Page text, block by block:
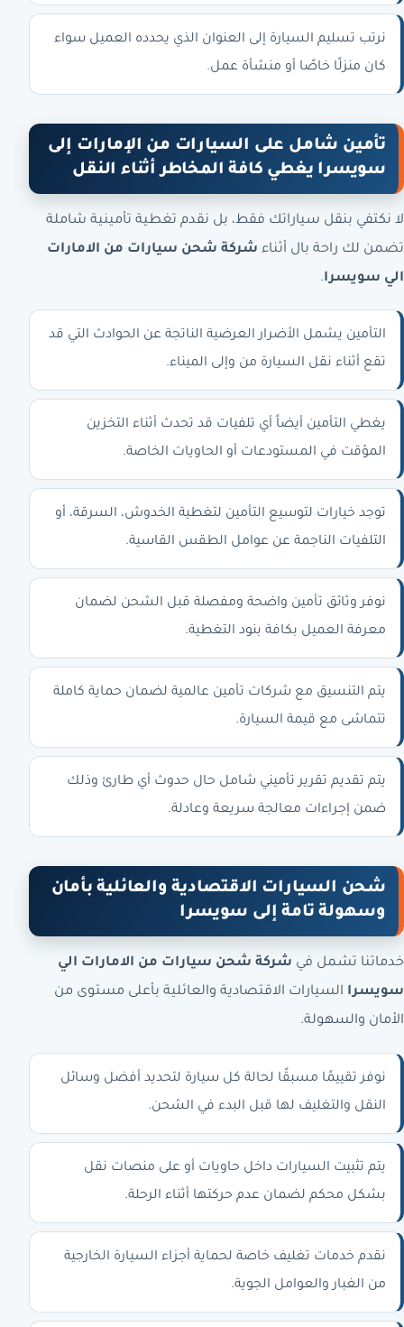
نرتب تسليم السيارة إلى العنوان الذي يحدده العميل سواء
كان منزلًا خاصًا أو منشأة عمل.
تأمين شامل على السيارات من الإمارات إلى
سويسرا يغطي كافة المخاطر أثناء النقل
لا نكتفي بنقل سياراتك فقط، بل نقدم تغطية تأمينية شاملة
تضمن لك راحة بال أثناء شركة شحن سيارات من الامارات
الي سويسرا.
التأمين يشمل الأضرار العرضية الناتجة عن الحوادث التي قد
تقع أثناء نقل السيارة من وإلى الميناء.
يغطي التأمين أيضاً أي تلفيات قد تحدث أثناء التخزين
المؤقت في المستودعات أو الحاويات الخاصة.
توجد خيارات لتوسيع التأمين لتغطية الخدوش، السرقة، أو
التلفيات الناجمة عن عوامل الطقس القاسية.
نوفر وثائق تأمين واضحة ومفصلة قبل الشحن لضمان
معرفة العميل بكافة بنود التغطية.
يتم التنسيق مع شركات تأمين عالمية لضمان حماية كاملة
تتماشى مع قيمة السيارة.
يتم تقديم تقرير تأميني شامل حال حدوث أي طارئ وذلك
ضمن إجراءات معالجة سريعة وعادلة.
شحن السيارات الاقتصادية والعائلية بأمان
وسهولة تامة إلى سويسرا
خدماتنا تشمل في شركة شحن سيارات من الامارات الي
سويسرا السيارات الاقتصادية والعائلية بأعلى مستوى من
الأمان والسهولة.
نوفر تقييمًا مسبقًا لحالة كل سيارة لتحديد أفضل وسائل
النقل والتغليف لها قبل البدء في الشحن.
يتم تثبيت السيارات داخل حاويات أو على منصات نقل
بشكل محكم لضمان عدم حركتها أثناء الرحلة.
نقدم خدمات تغليف خاصة لحماية أجزاء السيارة الخارجية
من الغبار والعوامل الجوية.